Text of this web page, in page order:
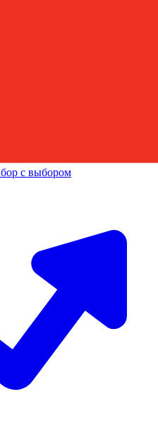
с выбором